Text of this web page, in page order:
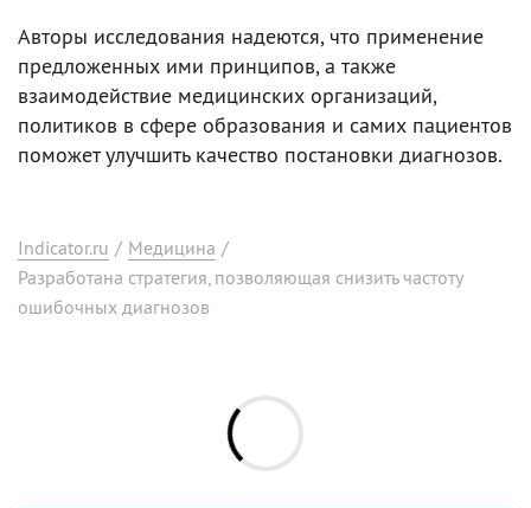
Авторы исследования надеются, что применение
предложенных ими принципов, а также
взаимодействие медицинских организаций,
политиков в сфере образования и самих пациентов
поможет улучшить качество постановки диагнозов.
Indicator.ru / Медицина /
Разработана стратегия, позволяющая снизить частоту
ошибочных диагнозов